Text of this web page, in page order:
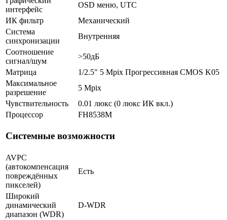
интерфейс
OSD меню, UTC
ИК фильтр
Механический
Система
синхронизации
Внутренняя
Соотношение
сигнал/шум
>50дБ
Матрица
1/2.5" 5 Mpix Прогрессивная CMOS K05
Максимальное
разрешение
5 Mpix
Чувствительность
0.01 люкс (0 люкс ИК вкл.)
Процессор
FH8538M
Системные возможности
AVPC
(автокомпенсация
повреждённых
пикселей)
Есть
Широкий
динамический
диапазон (WDR)
D-WDR